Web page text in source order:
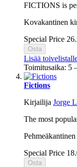
FICTIONS is
Kovakantinen
Special Price
Osta
Lisää
Toimitusaika: 5
Fictions
Kirjailija Jorge
The most
Special Price
Osta